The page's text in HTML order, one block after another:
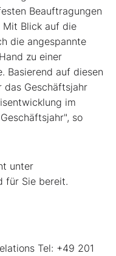
Beauftragungen
Mit Blick auf die
die angespannte
zu einer
Basierend auf diesen
das Geschäftsjahr
im
so
unter
für Sie bereit.
Tel: +49 201